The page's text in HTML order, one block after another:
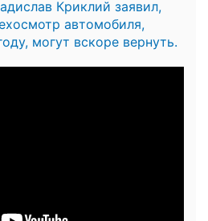
Криклий заявил,
автомобиля,
могут вскоре вернуть.